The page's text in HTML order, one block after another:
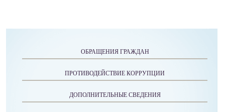
ОБРАЩЕНИЯ ГРАЖДАН
ПРОТИВОДЕЙСТВИЕ КОРРУПЦИИ
ДОПОЛНИТЕЛЬНЫЕ СВЕДЕНИЯ